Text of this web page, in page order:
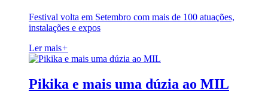
Festival volta em Setembro com mais de 100 atuações,
instalações e expos
Ler mais+
Pikika e mais uma dúzia ao MIL